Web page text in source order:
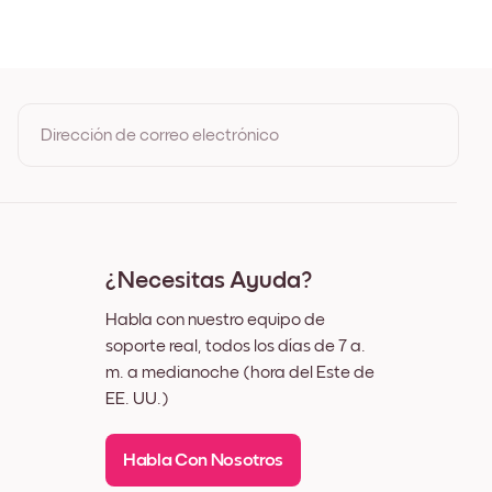
Dirección de correo electrónico
¿Necesitas Ayuda?
Habla con nuestro equipo de
soporte real, todos los días de 7 a.
m. a medianoche (hora del Este de
EE. UU.)
Habla Con Nosotros